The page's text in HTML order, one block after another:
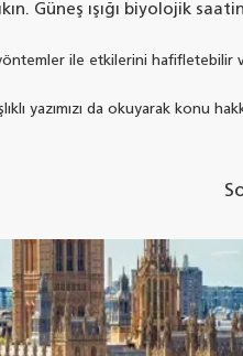
Güneş ışığı biyolojik
ile etkilerini hafifletebilir
yazımızı da okuyarak konu